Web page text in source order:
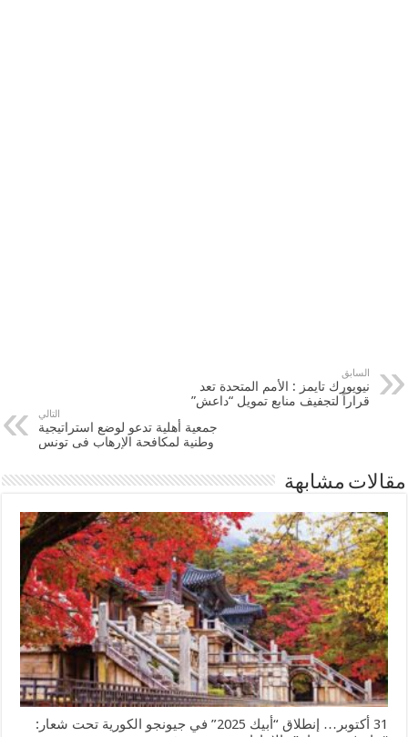
السابق
نيويورك تايمز : الأمم المتحدة تعد
قراراً لتجفيف منابع تمويل “داعش”
التالي
جمعية أهلية تدعو لوضع استراتيجية
وطنية لمكافحة الإرهاب فى تونس
مقالات مشابهة
31 أكتوبر… إنطلاق “أبيك 2025” في جيونجو الكورية تحت شعار: